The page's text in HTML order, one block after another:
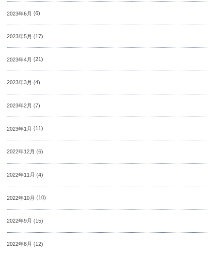
2023年6月 (6)
2023年5月 (17)
2023年4月 (21)
2023年3月 (4)
2023年2月 (7)
2023年1月 (11)
2022年12月 (6)
2022年11月 (4)
2022年10月 (10)
2022年9月 (15)
2022年8月 (12)